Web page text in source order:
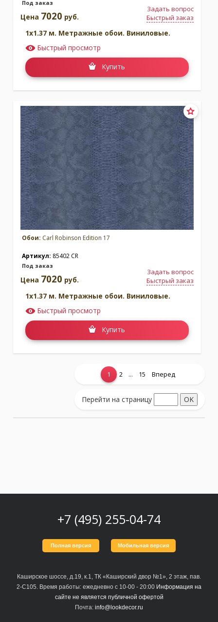
Под заказ
Задать вопрос
Быстрый заказ
Цена 7020 руб.
1x1.37 м. Метражные обои. Виниловые.
Быстрый просмотр
Купить
Обои: Carl Robinson Edition 17
Артикул: 85402 CR
Под заказ
Задать вопрос
Быстрый заказ
Цена 7020 руб.
1x1.37 м. Метражные обои. Виниловые.
Быстрый просмотр
Купить
Показать еще...
1 2 ... 15 Вперед
Перейти на страницу
+7 (495) 255-04-74
Полная версия Мобильная версия
Каширское шоссе, д.19, к.1, ТК «Каширский двор №1», 2 этаж, пав.
2-С105. Время работы: ежедневно с 10-00 - 20:00 Информация на
сайте не является публичной офертой
Почта: info@lookdecor.ru